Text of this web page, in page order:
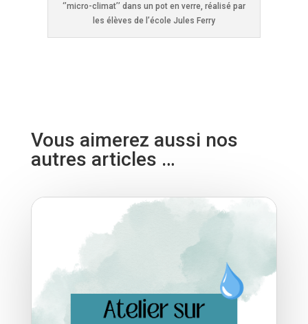
‘’micro-climat’’ dans un pot en verre, réalisé par
les élèves de l’école Jules Ferry
Vous aimerez aussi nos
autres articles …